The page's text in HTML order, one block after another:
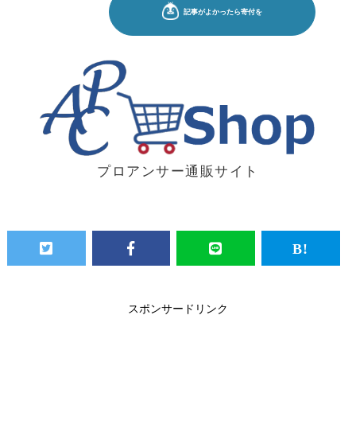
プロアンサー通販サイト
スポンサードリンク